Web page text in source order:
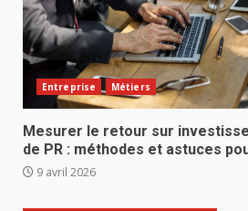
Entreprise Métiers
Mesurer le retour sur
de PR : méthodes et astuces
9 avril 2026